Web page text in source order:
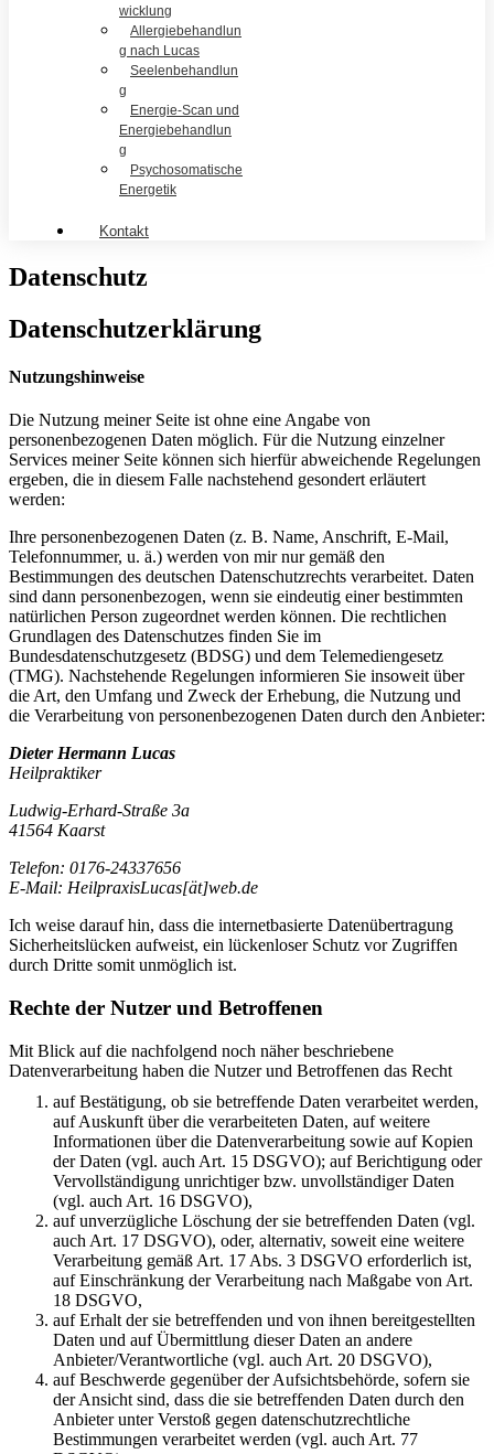
wicklung
Allergiebehandlun
g nach Lucas
Seelenbehandlun
g
Energie-Scan und
Energiebehandlun
g
Psychosomatische
Energetik
Kontakt
Datenschutz
Datenschutzerklärung
Nutzungshinweise
Die Nutzung meiner Seite ist ohne eine Angabe von
personenbezogenen Daten möglich. Für die Nutzung einzelner
Services meiner Seite können sich hierfür abweichende Regelungen
ergeben, die in diesem Falle nachstehend gesondert erläutert
werden:
Ihre personenbezogenen Daten (z. B. Name, Anschrift, E-Mail,
Telefonnummer, u. ä.) werden von mir nur gemäß den
Bestimmungen des deutschen Datenschutzrechts verarbeitet. Daten
sind dann personenbezogen, wenn sie eindeutig einer bestimmten
natürlichen Person zugeordnet werden können. Die rechtlichen
Grundlagen des Datenschutzes finden Sie im
Bundesdatenschutzgesetz (BDSG) und dem Telemediengesetz
(TMG). Nachstehende Regelungen informieren Sie insoweit über
die Art, den Umfang und Zweck der Erhebung, die Nutzung und
die Verarbeitung von personenbezogenen Daten durch den Anbieter:
Dieter Hermann Lucas
Heilpraktiker
Ludwig-Erhard-Straße 3a
41564 Kaarst
Telefon: 0176-24337656
E-Mail: HeilpraxisLucas[ät]web.de
Ich weise darauf hin, dass die internetbasierte Datenübertragung
Sicherheitslücken aufweist, ein lückenloser Schutz vor Zugriffen
durch Dritte somit unmöglich ist.
Rechte der Nutzer und Betroffenen
Mit Blick auf die nachfolgend noch näher beschriebene
Datenverarbeitung haben die Nutzer und Betroffenen das Recht
auf Bestätigung, ob sie betreffende Daten verarbeitet werden,
auf Auskunft über die verarbeiteten Daten, auf weitere
Informationen über die Datenverarbeitung sowie auf Kopien
der Daten (vgl. auch Art. 15 DSGVO); auf Berichtigung oder
Vervollständigung unrichtiger bzw. unvollständiger Daten
(vgl. auch Art. 16 DSGVO),
auf unverzügliche Löschung der sie betreffenden Daten (vgl.
auch Art. 17 DSGVO), oder, alternativ, soweit eine weitere
Verarbeitung gemäß Art. 17 Abs. 3 DSGVO erforderlich ist,
auf Einschränkung der Verarbeitung nach Maßgabe von Art.
18 DSGVO,
auf Erhalt der sie betreffenden und von ihnen bereitgestellten
Daten und auf Übermittlung dieser Daten an andere
Anbieter/Verantwortliche (vgl. auch Art. 20 DSGVO),
auf Beschwerde gegenüber der Aufsichtsbehörde, sofern sie
der Ansicht sind, dass die sie betreffenden Daten durch den
Anbieter unter Verstoß gegen datenschutzrechtliche
Bestimmungen verarbeitet werden (vgl. auch Art. 77